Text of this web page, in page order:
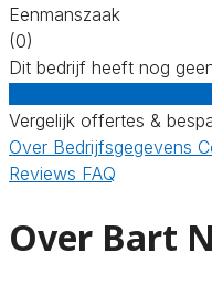
Eenmanszaak
(0)
Dit bedrijf heeft nog
Vergelijk offertes &
Over Bedrijfsgegevens
Reviews FAQ
Over Bart